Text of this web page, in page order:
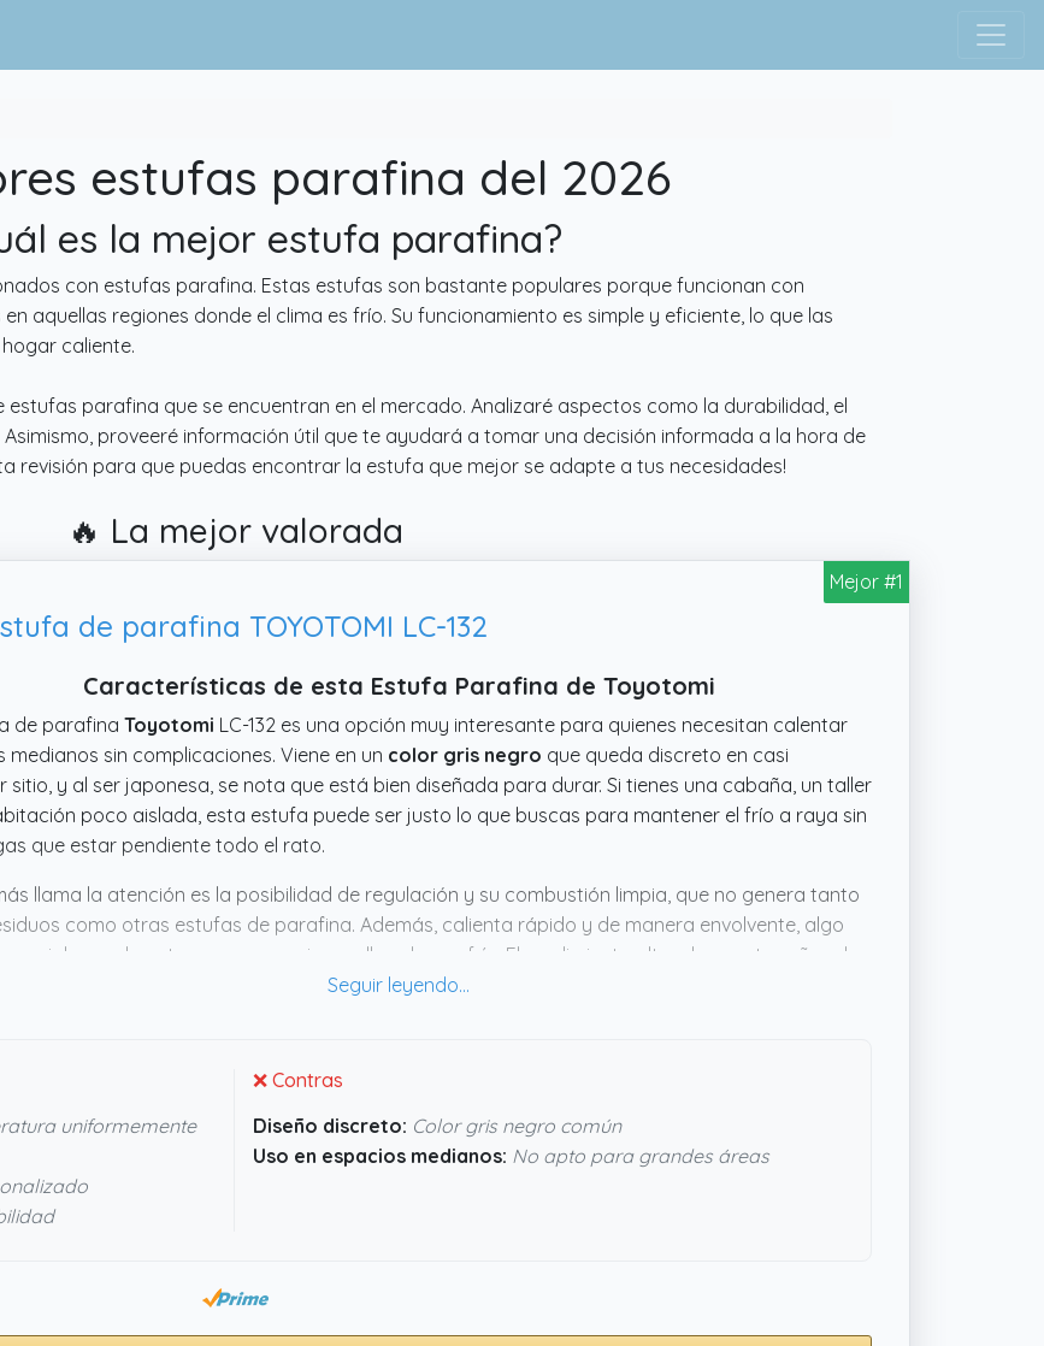
estufas parafina del 2026
es la mejor estufa parafina?
con estufas parafina. Estas estufas son bastante populares porque funcionan con
aquellas regiones donde el clima es frío. Su funcionamiento es simple y eficiente, lo que las
caliente.
estufas parafina que se encuentran en el mercado. Analizaré aspectos como la durabilidad, el
proveeré información útil que te ayudará a tomar una decisión informada a la hora de
revisión para que puedas encontrar la estufa que mejor se adapte a tus necesidades!
🔥 La mejor valorada
Mejor #1
de parafina TOYOTOMI LC-132
Características de esta Estufa Parafina de Toyotomi
de parafina Toyotomi LC-132 es una opción muy interesante para quienes necesitan calentar
medianos sin complicaciones. Viene en un color gris negro que queda discreto en casi
sitio, y al ser japonesa, se nota que está bien diseñada para durar. Si tienes una cabaña, un taller
poco aislada, esta estufa puede ser justo lo que buscas para mantener el frío a raya sin
que estar pendiente todo el rato.
llama la atención es la posibilidad de regulación y su combustión limpia, que no genera tanto
como otras estufas de parafina. Además, calienta rápido y de manera envolvente, algo
genial cuando entras a un espacio que lleva horas frío. El rendimiento alto y los cuatro años de
dan bastante tranquilidad si te preocupa la fiabilidad a largo plazo. En resumen, parece un
uniformemente
❌ Contras
Diseño discreto: Color gris negro común
Uso en espacios medianos: No apto para grandes áreas